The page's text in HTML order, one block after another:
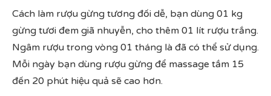
Cách làm rượu gừng tương đối dễ, bạn dùng 01 kg
gừng tươi đem giã nhuyễn, cho thêm 01 lít rượu trắng.
Ngâm rượu trong vòng 01 tháng là đã có thể sử dụng.
Mỗi ngày bạn dùng rượu gừng để massage tầm 15
đến 20 phút hiệu quả sẽ cao hơn.